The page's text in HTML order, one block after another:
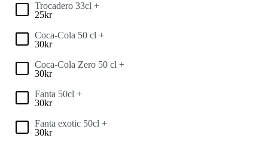
Trocadero 33cl +
25kr
Coca-Cola 50 cl +
30kr
Coca-Cola Zero 50 cl +
30kr
Fanta 50cl +
30kr
Fanta exotic 50cl +
30kr